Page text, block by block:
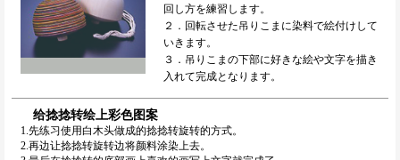
回し方を練習します。
２．回転させた吊りこまに染料で絵付けして
いきます。
３．吊りこまの下部に好きな絵や文字を描き
入れて完成となります。
给捻捻转绘上彩色图案
1.先练习使用白木头做成的捻捻转旋转的方式。
2.再边让捻捻转旋转边将颜料涂染上去。